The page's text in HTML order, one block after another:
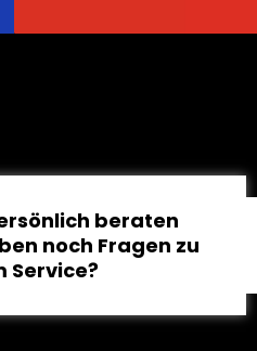
beraten
noch Fragen zu
Service?